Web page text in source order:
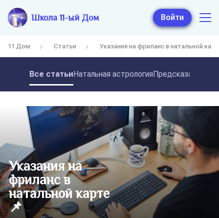
Школа 11-ый Дом Войти
11 Дом Статьи Указания на фриланс в натальной
Все статьиНатальная астрология
Указания на
фриланс в
натальной карте
📌